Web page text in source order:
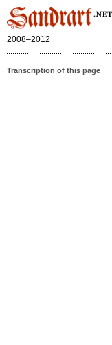
2008–2012
Transcription of this page